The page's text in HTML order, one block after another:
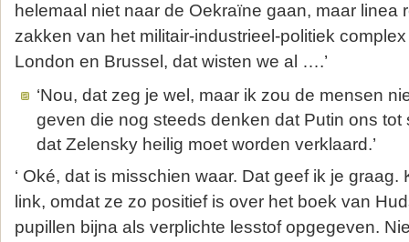
helemaal niet naar de Oekraïne gaan, maar linea
zakken van het militair-industrieel-politiek
London en Brussel, dat wisten we al ….’
‘Nou, dat zeg je wel, maar ik zou de mensen
geven die nog steeds denken dat Putin ons tot
dat Zelensky heilig moet worden verklaard.’
‘ Oké, dat is misschien waar. Dat geef ik je graag.
link, omdat ze zo positief is over het boek van
pupillen bijna als verplichte lesstof opgegeven.